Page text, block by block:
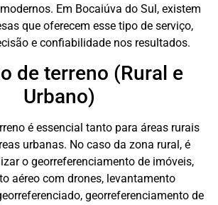
Em Bocaiúva do Sul, existem
que oferecem esse tipo de serviço,
e confiabilidade nos resultados.
de terreno (Rural e
Urbano)
é essencial tanto para áreas rurais
urbanas. No caso da zona rural, é
o georreferenciamento de imóveis,
aéreo com drones, levantamento
georreferenciamento de